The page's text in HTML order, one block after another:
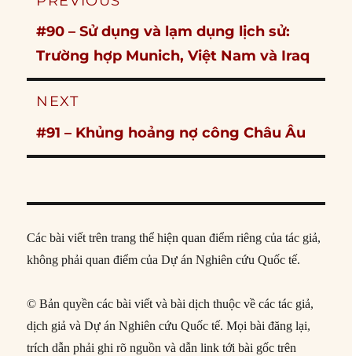
Previous
post:
#90 – Sử dụng và lạm dụng lịch sử:
Trường hợp Munich, Việt Nam và Iraq
NEXT
Next
post:
#91 – Khủng hoảng nợ công Châu Âu
Các bài viết trên trang thể hiện quan điểm riêng của tác giả,
không phải quan điểm của Dự án Nghiên cứu Quốc tế.
© Bản quyền các bài viết và bài dịch thuộc về các tác giả,
dịch giả và Dự án Nghiên cứu Quốc tế. Mọi bài đăng lại,
trích dẫn phải ghi rõ nguồn và dẫn link tới bài gốc trên